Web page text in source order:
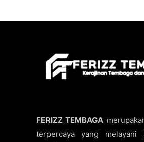
FERIZZ TEMBAGA
terpercaya yang melayani